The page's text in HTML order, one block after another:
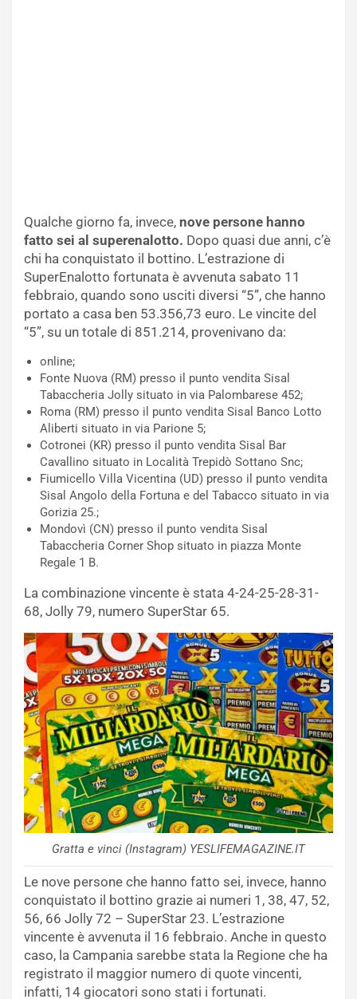
Qualche giorno fa, invece, nove persone hanno
fatto sei al superenalotto. Dopo quasi due anni, c’è
chi ha conquistato il bottino. L’estrazione di
SuperEnalotto fortunata è avvenuta sabato 11
febbraio, quando sono usciti diversi “5”, che hanno
portato a casa ben 53.356,73 euro. Le vincite del
“5”, su un totale di 851.214, provenivano da:
online;
Fonte Nuova (RM) presso il punto vendita Sisal
Tabaccheria Jolly situato in via Palombarese 452;
Roma (RM) presso il punto vendita Sisal Banco Lotto
Aliberti situato in via Parione 5;
Cotronei (KR) presso il punto vendita Sisal Bar
Cavallino situato in Località Trepidò Sottano Snc;
Fiumicello Villa Vicentina (UD) presso il punto vendita
Sisal Angolo della Fortuna e del Tabacco situato in via
Gorizia 25.;
Mondovì (CN) presso il punto vendita Sisal
Tabaccheria Corner Shop situato in piazza Monte
Regale 1 B.
La combinazione vincente è stata 4-24-25-28-31-
68, Jolly 79, numero SuperStar 65.
Gratta e vinci (Instagram) YESLIFEMAGAZINE.IT
Le nove persone che hanno fatto sei, invece, hanno
conquistato il bottino grazie ai numeri 1, 38, 47, 52,
56, 66 Jolly 72 – SuperStar 23. L’estrazione
vincente è avvenuta il 16 febbraio. Anche in questo
caso, la Campania sarebbe stata la Regione che ha
registrato il maggior numero di quote vincenti,
infatti, 14 giocatori sono stati i fortunati.